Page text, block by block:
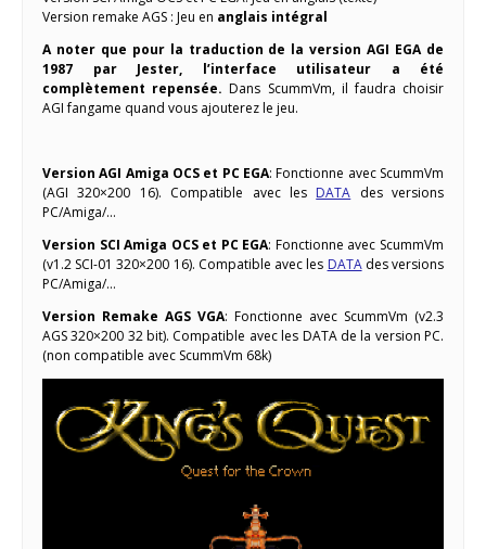
Version remake AGS : Jeu en anglais intégral
A noter que pour la traduction de la version AGI EGA de
1987 par Jester, l’interface utilisateur a été
complètement repensée.Dans ScummVm, il faudra choisir
AGI fangame quand vous ajouterez le jeu.
Version AGI Amiga OCS et PC EGA: Fonctionne avec ScummVm
(AGI 320×200 16). Compatible avec les DATA des versions
PC/Amiga/…
Version SCI Amiga OCS et PC EGA: Fonctionne avec ScummVm
(v1.2 SCI-01 320×200 16). Compatible avec les DATAdes versions
PC/Amiga/…
Version Remake AGS VGA: Fonctionne avec ScummVm (v2.3
AGS 320×200 32 bit). Compatible avec les DATA de la version PC.
(non compatible avec ScummVm 68k)